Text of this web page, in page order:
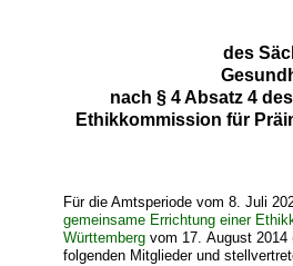
des
nach § 4 Absatz 4
Ethikkommission für
Für die Amtsperiode vom 8. Juli
gemeinsame Errichtung einer
Württemberg vom 17. August
folgenden Mitglieder und